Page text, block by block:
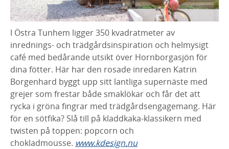
I Östra Tunhem ligger 350 kvadratmeter av
inrednings- och trädgårdsinspiration och helmysigt
café med bedårande utsikt över Hornborgasjön för
dina fötter. Här har den rosade inredaren Katrin
Borgenhard byggt upp sitt lantliga supernäste med
grejer som frestar både smaklökar och får det att
rycka i gröna fingrar med trädgårdsengagemang. Här
för en sötfika? Slå till på kladdkaka-klassikern med
twisten på toppen: popcorn och
chokladmousse. www.kdesign.nu